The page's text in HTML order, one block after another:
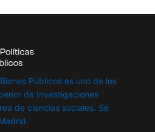
Públicos es uno de los
de Investigaciones
de ciencias sociales. Se